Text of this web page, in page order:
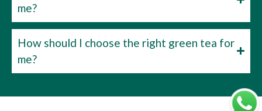
me?
How should I choose the right green tea for
me?